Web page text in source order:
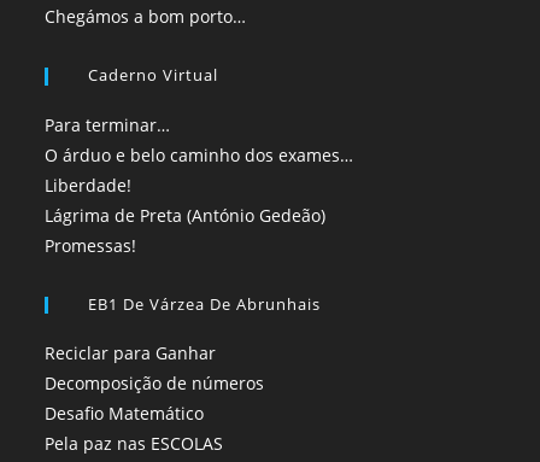
Chegámos a bom porto…
Caderno Virtual
Para terminar…
O árduo e belo caminho dos exames…
Liberdade!
Lágrima de Preta (António Gedeão)
Promessas!
EB1 De Várzea De Abrunhais
Reciclar para Ganhar
Decomposição de números
Desafio Matemático
Pela paz nas ESCOLAS